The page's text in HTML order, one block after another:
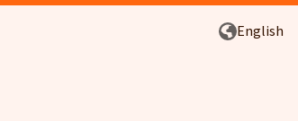
English